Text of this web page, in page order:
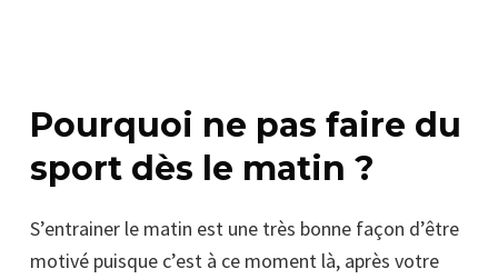
Pourquoi ne pas faire du
sport dès le matin ?
S’entrainer le matin est une très bonne façon d’être
motivé puisque c’est à ce moment là, après votre